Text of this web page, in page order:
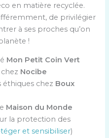
en matière recyclée.
de privilégier
à ses proches qu’on
!
Mon Petit Coin Vert
Nocibe
éthiques chez Boux
Maison du Monde
la protection des
et sensibiliser)